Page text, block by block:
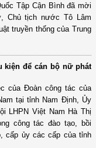
Tập Cận Bình đã mời
Chủ tịch nước Tô Lâm
truyền thống của Trung
kiện để cán bộ nữ phát
của Đoàn công tác của
tại tỉnh Nam Định, Ủy
LHPN Việt Nam Hà Thị
công tác đào tạo, bồi
cấp ủy các cấp của tỉnh